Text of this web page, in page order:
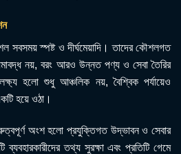
সবসময় স্পষ্ট ও দীর্ঘমেয়াদি। তাদের কৌশলগত
নয়, বরং আরও উন্নত পণ্য ও সেবা তৈরির
হলো শুধু আঞ্চলিক নয়, বৈশ্বিক পর্যায়েও
হয়ে ওঠা।
অংশ হলো প্রযুক্তিগত উদ্ভাবন ও সেবার
ব্যবহারকারীদের তথ্য সুরক্ষা এবং প্রতিটি গেমে